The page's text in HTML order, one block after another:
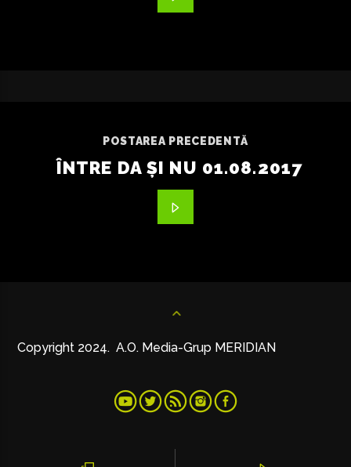
POSTAREA PRECEDENTĂ
ÎNTRE DA ȘI NU 01.08.2017
Copyright 2024. A.O. Media-Grup MERIDIAN